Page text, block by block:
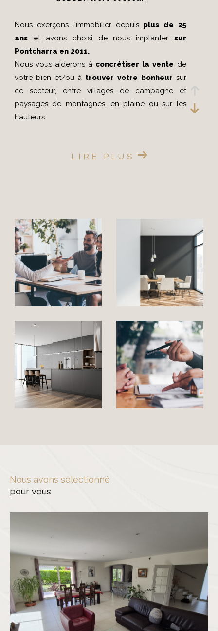
Nous exerçons l'immobilier depuis plus de 25
ans et avons choisi de nous implanter sur
Pontcharra en 2011.
Nous vous aiderons à concrétiser la vente de
votre bien et/ou à trouver votre bonheur sur
ce secteur, entre villages de campagne et
paysages de montagnes, en plaine ou sur les
hauteurs.
a été une évidence pour
Ce secteur offre un paysage immobilier large et
varié, avec un choix demaisons
traditionnelles, villas jumelées en
lotissements ou pavillonnaires
, mais aussi des
appartements, desgranges rénovées ou à
rénover,desterrains constructibles etc..Vous
l'aurez compris, le Grésivaudan et la Combe de
LIRE PLUS
Nous avons sélectionné
pour vous